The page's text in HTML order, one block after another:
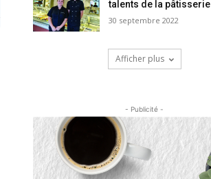
talents de la pâtisserie
30 septembre 2022
Afficher plus
- Publicité -